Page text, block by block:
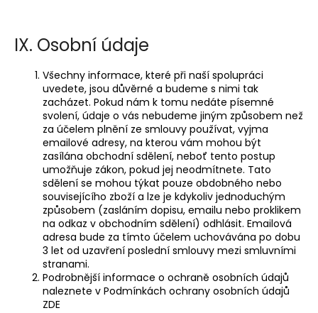
IX. Osobní údaje
Všechny informace, které při naší spolupráci
uvedete, jsou důvěrné a budeme s nimi tak
zacházet. Pokud nám k tomu nedáte písemné
svolení, údaje o vás nebudeme jiným způsobem než
za účelem plnění ze smlouvy používat, vyjma
emailové adresy, na kterou vám mohou být
zasílána obchodní sdělení, neboť tento postup
umožňuje zákon, pokud jej neodmítnete. Tato
sdělení se mohou týkat pouze obdobného nebo
souvisejícího zboží a lze je kdykoliv jednoduchým
způsobem (zasláním dopisu, emailu nebo proklikem
na odkaz v obchodním sdělení) odhlásit. Emailová
adresa bude za tímto účelem uchovávána po dobu
3 let od uzavření poslední smlouvy mezi smluvními
stranami.
Podrobnější informace o ochraně osobních údajů
naleznete v Podmínkách ochrany osobních údajů
ZDE